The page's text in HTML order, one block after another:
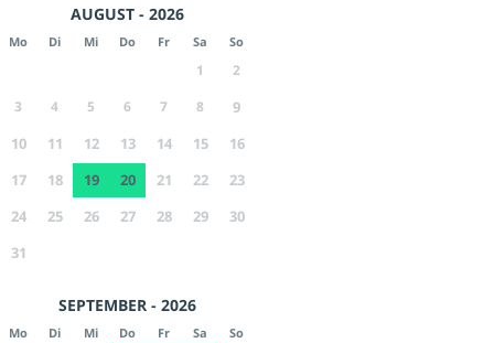
AUGUST - 2026
Mo Di Mi Do Fr Sa So
1
2
3
4 5 6 7 8
9
10
11 12 13 14 15
16
17
18 19 20 21 22
23
24
25 26 27 28 29
30
31
SEPTEMBER - 2026
Mo Di Mi Do Fr Sa So